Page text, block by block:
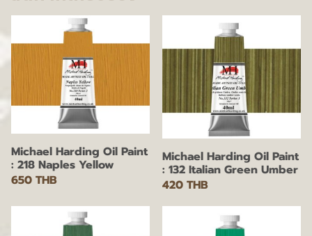
Michael Harding Oil Paint
: 218 Naples Yellow
650 THB
Michael Harding Oil Paint
: 132 Italian Green Umber
420 THB